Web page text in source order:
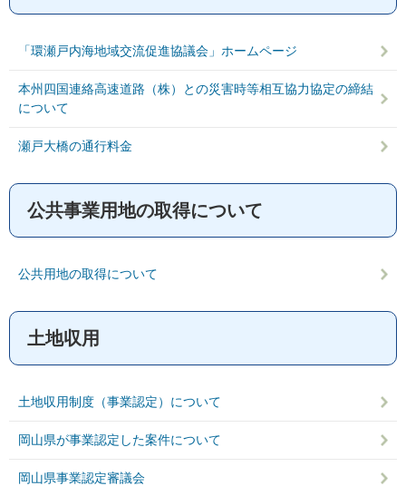
「環瀬戸内海地域交流促進協議会」ホームページ
本州四国連絡高速道路（株）との災害時等相互協力協定の締結
について
瀬戸大橋の通行料金
公共事業用地の取得について
公共用地の取得について
土地収用
土地収用制度（事業認定）について
岡山県が事業認定した案件について
岡山県事業認定審議会